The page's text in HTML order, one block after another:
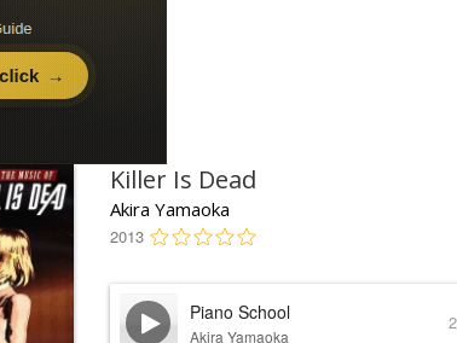
Killer Is Dead
Akira Yamaoka
2013
Piano School
Akira Yamaoka